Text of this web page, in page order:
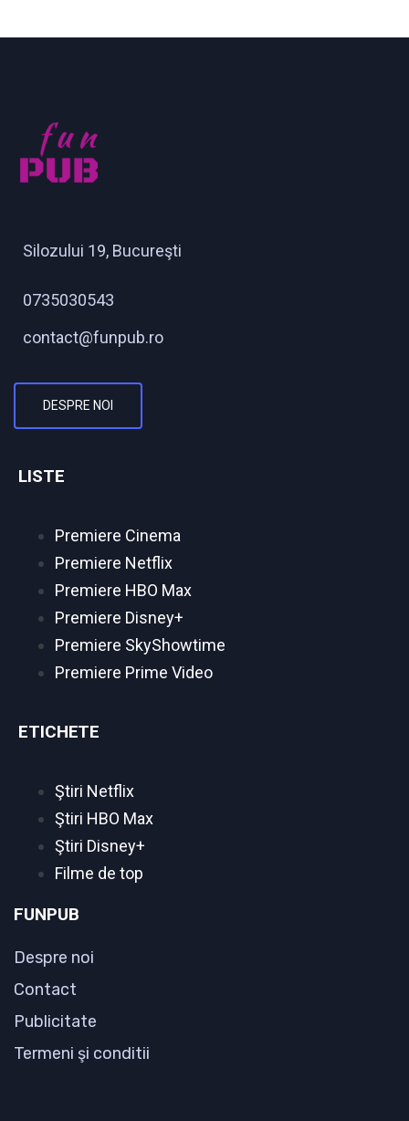
Silozului 19, Bucureşti
0735030543
contact@funpub.ro
DESPRE NOI
LISTE
Premiere Cinema
Premiere Netflix
Premiere HBO Max
Premiere Disney+
Premiere SkyShowtime
Premiere Prime Video
ETICHETE
Ştiri Netflix
Ştiri HBO Max
Ştiri Disney+
Filme de top
FUNPUB
Despre noi
Contact
Publicitate
Termeni şi conditii